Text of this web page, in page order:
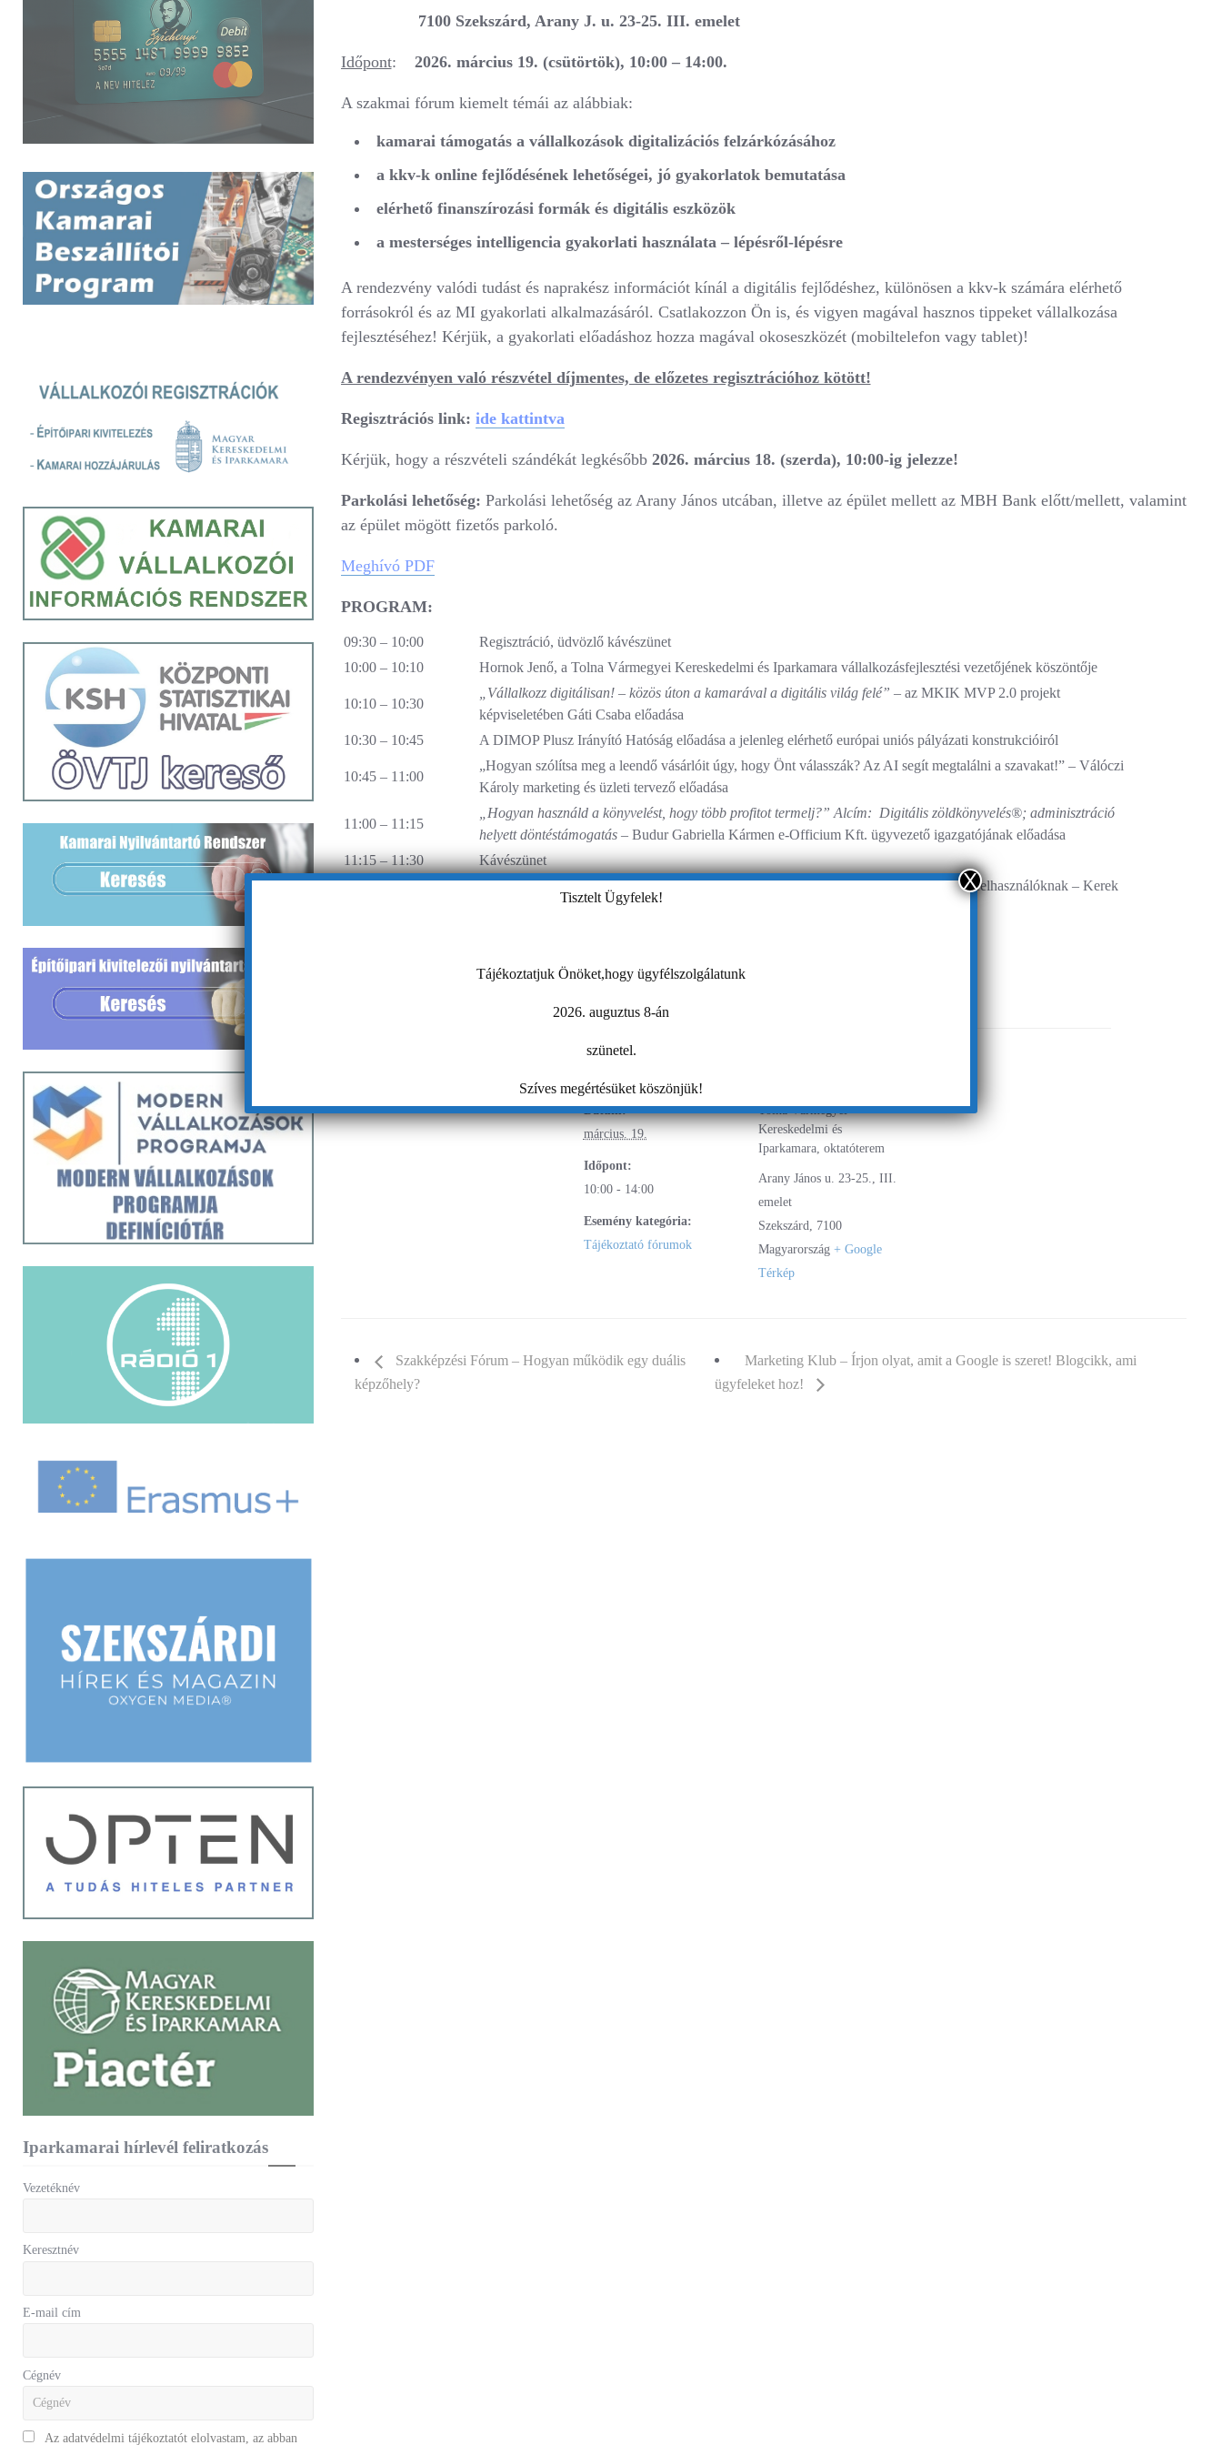
7100 Szekszárd, Arany J. u. 23-25. III. emelet
Időpont: 2026. március 19. (csütörtök), 10:00 – 14:00.
A szakmai fórum kiemelt témái az alábbiak:
kamarai támogatás a vállalkozások digitalizációs felzárkózásához
a kkv-k online fejlődésének lehetőségei, jó gyakorlatok bemutatása
elérhető finanszírozási formák és digitális eszközök
a mesterséges intelligencia gyakorlati használata ‒ lépésről-lépésre
A rendezvény valódi tudást és naprakész információt kínál a digitális fejlődéshez, különösen a kkv-k számára elérhető
forrásokról és az MI gyakorlati alkalmazásáról. Csatlakozzon Ön is, és vigyen magával hasznos tippeket vállalkozása
fejlesztéséhez! Kérjük, a gyakorlati előadáshoz hozza magával okoseszközét (mobiltelefon vagy tablet)!
A rendezvényen való részvétel díjmentes, de előzetes regisztrációhoz kötött!
Regisztrációs link: ide kattintva
Kérjük, hogy a részvételi szándékát legkésőbb 2026. március 18. (szerda), 10:00-ig jelezze!
Parkolási lehetőség: Parkolási lehetőség az Arany János utcában, illetve az épület mellett az MBH Bank előtt/mellett, valamint
az épület mögött fizetős parkoló.
Meghívó PDF
PROGRAM:
09:30 ‒ 10:00
Regisztráció, üdvözlő kávészünet
10:00 ‒ 10:10
Hornok Jenő, a Tolna Vármegyei Kereskedelmi és Iparkamara vállalkozásfejlesztési vezetőjének köszöntője
10:10 ‒ 10:30
„Vállalkozz digitálisan! – közös úton a kamarával a digitális világ felé” – az MKIK MVP 2.0 projekt
képviseletében Gáti Csaba előadása
10:30 – 10:45
A DIMOP Plusz Irányító Hatóság előadása a jelenleg elérhető európai uniós pályázati konstrukcióiról
10:45 – 11:00
„Hogyan szólítsa meg a leendő vásárlóit úgy, hogy Önt válasszák? Az AI segít megtalálni a szavakat!” – Válóczi
Károly marketing és üzleti tervező előadása
11:00 – 11:15
„Hogyan használd a könyvelést, hogy több profitot termelj?” Alcím: Digitális zöldkönyvelés®; adminisztráció
helyett döntéstámogatás – Budur Gabriella Kármen e-Officium Kft. ügyvezető igazgatójának előadása
11:15 ‒ 11:30
Kávészünet
„Digitális Ébresztő!” – gyakorlatorientált mesterséges intelligencia szeminárium kezdő felhasználóknak ‒ Kerek
Sára AI content szakértővel
A programváltozás jogát fenntartjuk!
RÉSZLETEK
Dátum:
március. 19.
Időpont:
10:00 - 14:00
Esemény kategória:
Tájékoztató fórumok
Tolna Vármegyei
Kereskedelmi és
Iparkamara, oktatóterem
Arany János u. 23-25., III.
emelet
Szekszárd, 7100
Magyarország + Google
Térkép
Szakképzési Fórum – Hogyan működik egy duális
képzőhely?
Marketing Klub – Írjon olyat, amit a Google is szeret! Blogcikk, ami
ügyfeleket hoz!
Iparkamarai hírlevél feliratkozás
Vezetéknév
Keresztnév
E-mail cím
Cégnév
Az adatvédelmi tájékoztatót elolvastam, az abban
Tisztelt Ügyfelek!
Tájékoztatjuk Önöket,hogy ügyfélszolgálatunk
2026. auguztus 8-án
szünetel.
Szíves megértésüket köszönjük!
X